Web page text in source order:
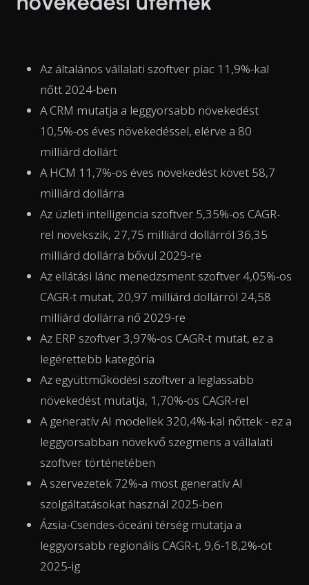
Az általános vállalati szoftver piac 11,9%-kal
nőtt 2024-ben
A CRM mutatja a leggyorsabb növekedést
10,5%-os éves növekedéssel, elérve a 80
milliárd dollárt
A HCM 11,7%-os éves növekedést követ 58,7
milliárd dollárra
Az üzleti intelligencia szoftver 5,35%-os CAGR-
rel növekszik, 27,75 milliárd dollárról 36,35
milliárd dollárra bővül 2029-re
Az ellátási lánc menedzsment szoftver 4,05%-os
CAGR-t mutat, 20,97 milliárd dollárról 24,58
milliárd dollárra nő 2029-re
Az ERP szoftver 3,97%-os CAGR-t mutat, ez a
legérettebb kategória
Az együttműködési szoftver a leglassabb
növekedést mutatja, 1,70%-os CAGR-rel
A generatív AI modellek 320,4%-kal nőttek - ez a
leggyorsabban növekvő szegmens a vállalati
szoftver történetében
A szervezetek 72%-a most generatív AI
szolgáltatásokat használ 2025-ben
Ázsia-Csendes-óceáni térség mutatja a
leggyorsabb regionális CAGR-t, 9,6-18,2%-ot
2025-ig